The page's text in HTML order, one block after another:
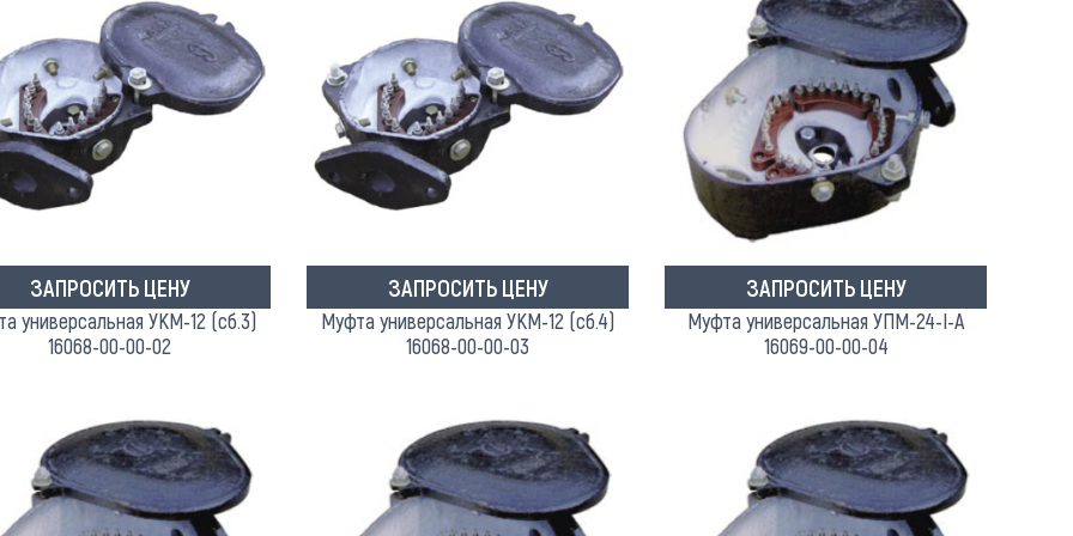
ЗАПРОСИТЬ ЦЕНУ
универсальная УКМ-12 (сб.3)
16068-00-00-02
ЗАПРОСИТЬ ЦЕНУ
Муфта универсальная УКМ-12 (сб.4)
16068-00-00-03
ЗАПРОСИТЬ ЦЕНУ
Муфта универсальная УПМ-24-I-A
16069-00-00-04